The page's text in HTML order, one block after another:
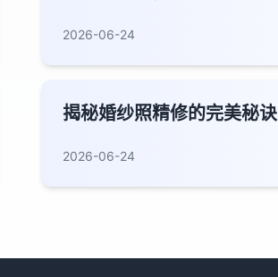
2026-06-24
揭秘婚纱照精修的完美秘诀
2026-06-24